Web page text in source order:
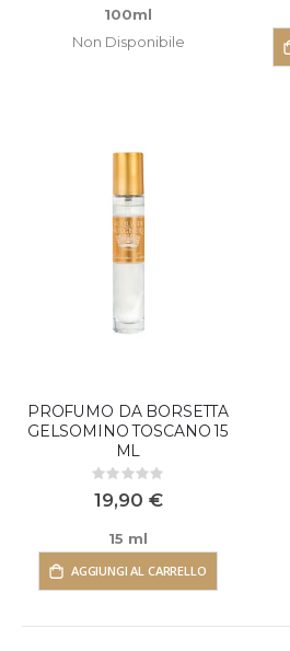
100ml
Non Disponibile
PROFUMO DA BORSETTA
GELSOMINO TOSCANO 15
ML
Rating:
0%
19,90 €
15 ml
AGGIUNGI AL CARRELLO